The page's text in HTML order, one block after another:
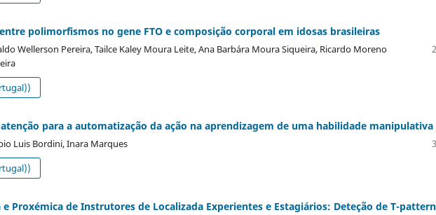
polimorfismos no gene FTO e composição corporal em idosas brasileiras
Wellerson Pereira, Tailce Kaley Moura Leite, Ana Barbára Moura Siqueira, Ricardo Moreno
para a automatização da ação na aprendizagem de uma habilidade manipulativa
Luis Bordini, Inara Marques
e Proxémica de Instrutores de Localizada Experientes e Estagiários: Deteção de T-